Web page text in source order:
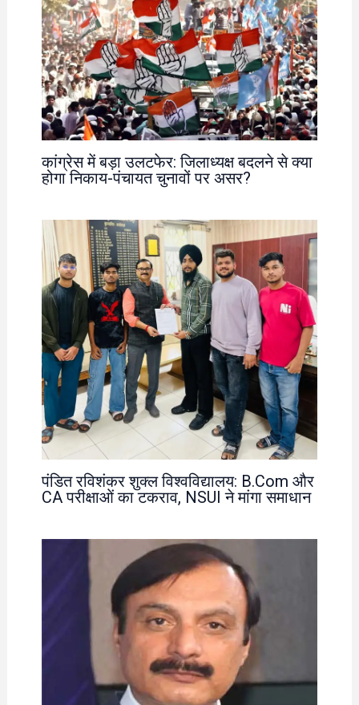
कांग्रेस में बड़ा उलटफेर: जिलाध्यक्ष बदलने से क्या
होगा निकाय-पंचायत चुनावों पर असर?
पंडित रविशंकर शुक्ल विश्वविद्यालय: B.Com और
CA परीक्षाओं का टकराव, NSUI ने मांगा समाधान